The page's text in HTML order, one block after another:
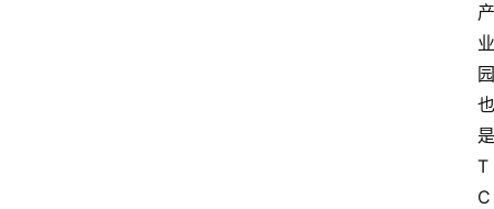
产
业
园
也
是
T
C